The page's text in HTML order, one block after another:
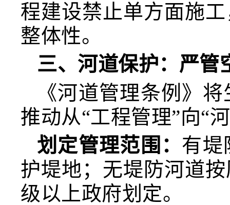
程建设禁止单方面施
整体性。
三、河道保护：严管
《河道管理条例》
推动从“工程管理”向“
划定管理范围： 有堤
护堤地；无堤防河道
级以上政府划定。